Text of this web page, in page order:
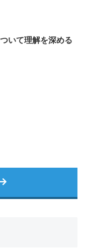
いて理解を深める